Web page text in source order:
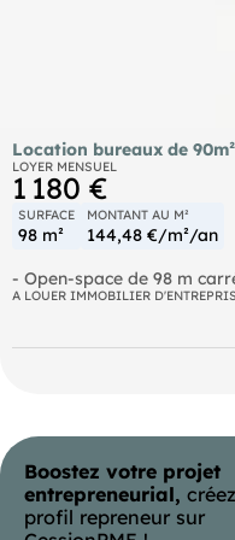
Location bureaux de
LOYER MENSUEL
1 180 €
SURFACE
98 m²
MONTANT AU M²
144,48 €/m²/an
- Open-space de 98 m carrés (Divisible) situé dans un ensemble de bureaux sur la Commune des Essarts, en plein essor. Vous
aurez le loisir d'aménager
min en Voiture.
ménagères, entretien du
A LOUER IMMOBILIER
Boostez votre projet
entrepreneurial,
profil repreneur sur